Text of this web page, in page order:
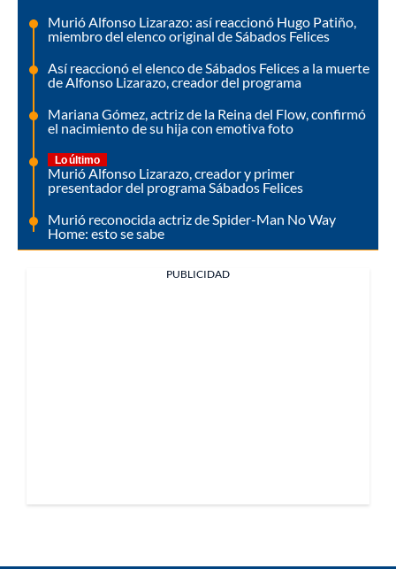
Murió Alfonso Lizarazo: así reaccionó Hugo Patiño,
miembro del elenco original de Sábados Felices
Así reaccionó el elenco de Sábados Felices a la muerte
de Alfonso Lizarazo, creador del programa
Mariana Gómez, actriz de la Reina del Flow, confirmó
el nacimiento de su hija con emotiva foto
Lo último
Murió Alfonso Lizarazo, creador y primer
presentador del programa Sábados Felices
Murió reconocida actriz de Spider-Man No Way
Home: esto se sabe
PUBLICIDAD